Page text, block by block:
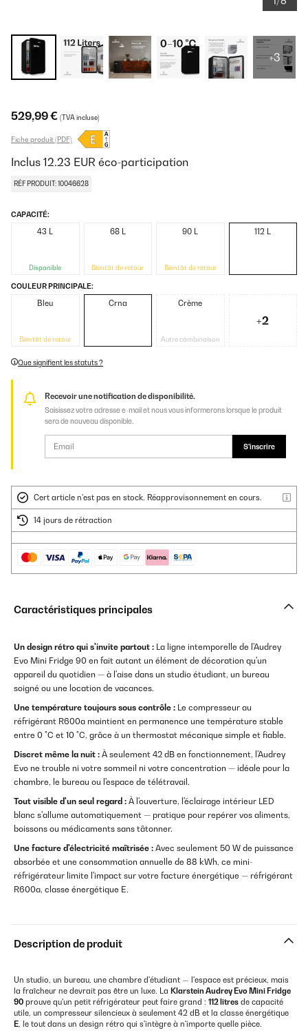
+3
529,99 € (TVA incluse)
Fiche produit (PDF)
Inclus 12.23 EUR éco-participation
RÉF PRODUIT: 10046628
CAPACITÉ:
43 L
Disponible
68 L
Bientôt de retour
90 L
Bientôt de retour
112 L
COULEUR PRINCIPALE:
Bleu
Bientôt de retour
Crna Crème
Autre combinaison
+2
Que signifient les statuts ?
Recevoir une notification de disponibilité.
Saisissez votre adresse e-mail et nous vous informerons lorsque le produit
sera de nouveau disponible.
S'inscrire
Cert article n'est pas en stock. Réapprovisonnement en cours.
14 jours de rétraction
Caractéristiques principales
Un design rétro qui s'invite partout : La ligne intemporelle de l'Audrey
Evo Mini Fridge 90 en fait autant un élément de décoration qu'un
appareil du quotidien — à l'aise dans un studio étudiant, un bureau
soigné ou une location de vacances.
Une température toujours sous contrôle : Le compresseur au
réfrigérant R600a maintient en permanence une température stable
entre 0 °C et 10 °C, grâce à un thermostat mécanique simple et fiable.
Discret même la nuit : À seulement 42 dB en fonctionnement, l'Audrey
Evo ne trouble ni votre sommeil ni votre concentration — idéale pour la
chambre, le bureau ou l'espace de télétravail.
Tout visible d'un seul regard : À l'ouverture, l'éclairage intérieur LED
blanc s'allume automatiquement — pratique pour repérer vos aliments,
boissons ou médicaments sans tâtonner.
Une facture d'électricité maîtrisée : Avec seulement 50 W de puissance
absorbée et une consommation annuelle de 88 kWh, ce mini-
réfrigérateur limite l'impact sur votre facture énergétique — réfrigérant
R600a, classe énergétique E.
Description de produit
Un studio, un bureau, une chambre d'étudiant — l'espace est précieux, mais
la fraîcheur ne devrait pas être un luxe. La Klarstein Audrey Evo Mini Fridge
90 prouve qu'un petit réfrigérateur peut faire grand : 112 litres de capacité
utile, un compresseur silencieux à seulement 42 dB et la classe énergétique
E, le tout dans un design rétro qui s'intègre à n'importe quelle pièce.